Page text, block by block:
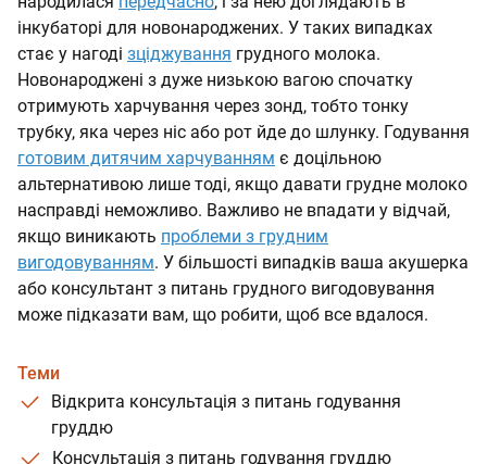
інкубаторі для новонароджених. У таких випадках
стає у нагоді зціджування грудного молока.
Новонароджені з дуже низькою вагою спочатку
отримують харчування через зонд, тобто тонку
трубку, яка через ніс або рот йде до шлунку. Годування
готовим дитячим харчуванням є доцільною
альтернативою лише тоді, якщо давати грудне молоко
насправді неможливо. Важливо не впадати у відчай,
якщо виникають проблеми з грудним
вигодовуванням. У більшості випадків ваша акушерка
або консультант з питань грудного вигодовування
може підказати вам, що робити, щоб все вдалося.
Теми
Відкрита консультація з питань годування
груддю
Консультація з питань годування груддю